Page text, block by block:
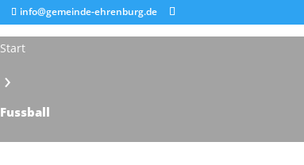
info@gemeinde-ehrenburg.de
Start
›
Fussball